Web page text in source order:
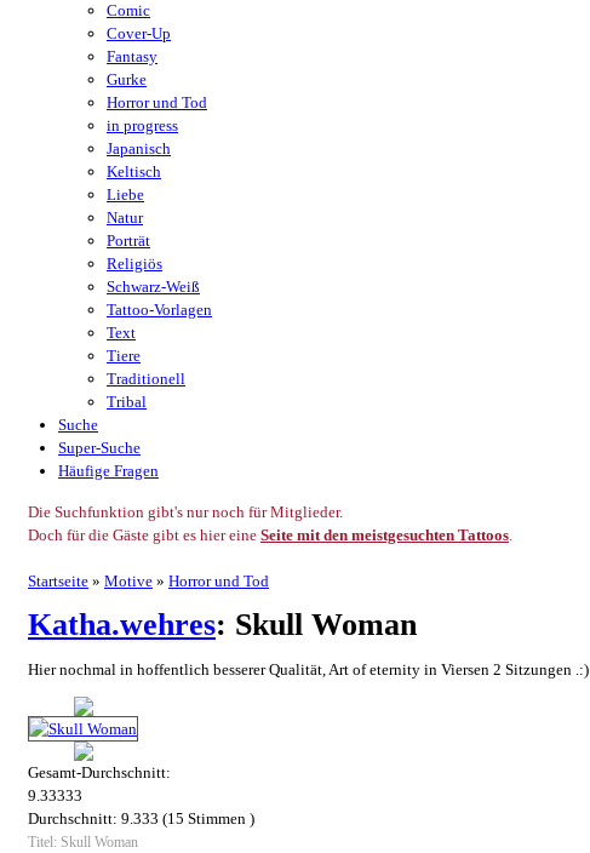
Comic
Cover-Up
Fantasy
Gurke
Horror und Tod
in progress
Japanisch
Keltisch
Liebe
Natur
Porträt
Religiös
Schwarz-Weiß
Tattoo-Vorlagen
Text
Tiere
Traditionell
Tribal
Suche
Super-Suche
Häufige Fragen
Die Suchfunktion gibt's nur noch für Mitglieder.
Doch für die Gäste gibt es hier eine Seite mit den meistgesuchten Tattoos.
Startseite » Motive » Horror und Tod
Katha.wehres: Skull Woman
Hier nochmal in hoffentlich besserer Qualität, Art of eternity in Viersen 2 Sitzungen .:)
Gesamt-Durchschnitt:
9.33333
Durchschnitt: 9.333 (15 Stimmen )
Titel: Skull Woman